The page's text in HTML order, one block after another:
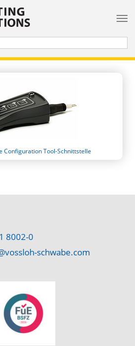
Configuration Tool-Schnittstelle
8002-0
schwabe.com